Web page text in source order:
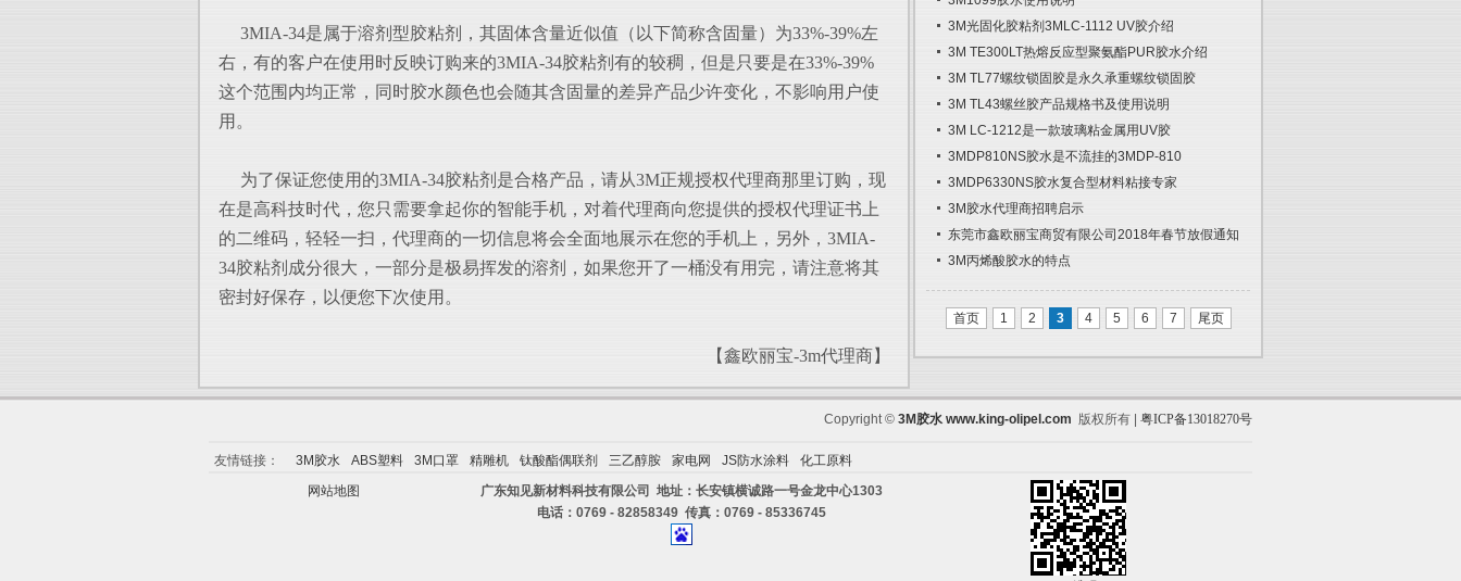
3MIA-34是属于溶剂型胶粘剂，其固体含量近似值（以下简称含固量）为33%-39%左
右，有的客户在使用时反映订购来的3MIA-34胶粘剂有的较稠，但是只要是在33%-39%
这个范围内均正常，同时胶水颜色也会随其含固量的差异产品少许变化，不影响用户使
用。
为了保证您使用的3MIA-34胶粘剂是合格产品，请从3M正规授权代理商那里订购，现
在是高科技时代，您只需要拿起你的智能手机，对着代理商向您提供的授权代理证书上
的二维码，轻轻一扫，代理商的一切信息将会全面地展示在您的手机上，另外，3MIA-
34胶粘剂成分很大，一部分是极易挥发的溶剂，如果您开了一桶没有用完，请注意将其
密封好保存，以便您下次使用。
【鑫欧丽宝-3m代理商】
3M光固化胶粘剂3MLC-1112 UV胶介绍
3M TE300LT热熔反应型聚氨酯PUR胶水介绍
3M TL77螺纹锁固胶是永久承重螺纹锁固胶
3M TL43螺丝胶产品规格书及使用说明
3M LC-1212是一款玻璃粘金属用UV胶
3MDP810NS胶水是不流挂的3MDP-810
3MDP6330NS胶水复合型材料粘接专家
3M胶水代理商招聘启示
东莞市鑫欧丽宝商贸有限公司2018年春节放假通知
3M丙烯酸胶水的特点
首页 1 2 3 4 5 6 7 尾页
Copyright © 3M胶水 www.king-olipel.com 版权所有 | 粤ICP备13018270号
友情链接： 3M胶水 ABS塑料 3M口罩 精雕机 钛酸酯偶联剂 三乙醇胺 家电网 JS防水涂料
化工原料
网站地图
广东知见新材料科技有限公司 地址：长安镇横诚路一号金龙中心1303
电话：0769 - 82858349 传真：0769 - 85336745